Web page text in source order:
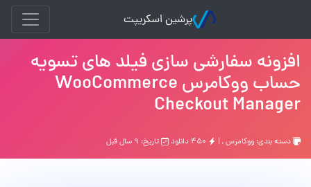
پرشین اسکریپت
افزونه سفارشی سازی فیلد های تسویه
حساب ووکامرس WooCommerce
Checkout Manager
دسته بندی: ووکامرس, | تاریخ: ۹ سال قبل